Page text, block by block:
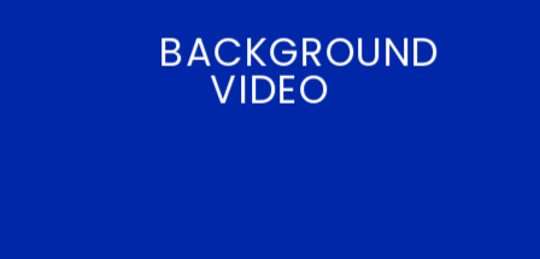
BACKGROUND
VIDEO